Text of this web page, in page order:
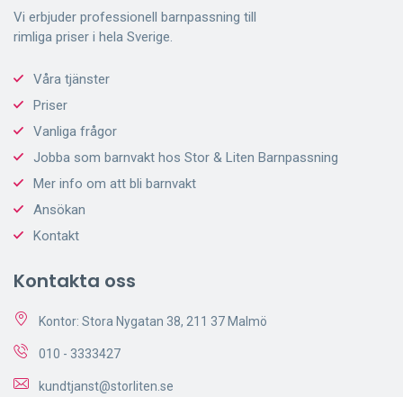
Vi erbjuder professionell barnpassning till
rimliga priser i hela Sverige.
Våra tjänster
Priser
Vanliga frågor
Jobba som barnvakt hos Stor & Liten Barnpassning
Mer info om att bli barnvakt
Ansökan
Kontakt
Kontakta oss
Kontor: Stora Nygatan 38, 211 37 Malmö
010 - 3333427
kundtjanst@storliten.se